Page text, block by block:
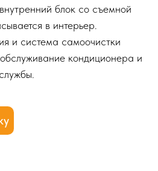
блок со съемной
в интерьер.
и система самоочистки
кондиционера и